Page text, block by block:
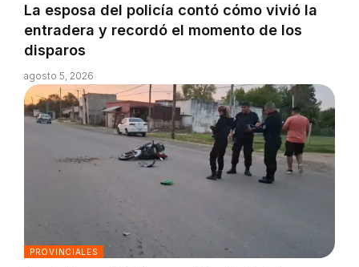
La esposa del policía contó cómo vivió la
entradera y recordó el momento de los
disparos
agosto 5, 2026
PROVINCIALES